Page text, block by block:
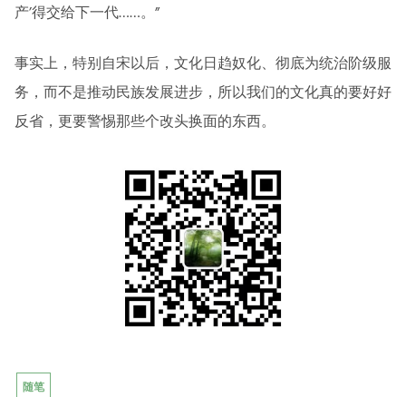
产’得交给下一代……。”
事实上，特别自宋以后，文化日趋奴化、彻底为统治阶级服
务，而不是推动民族发展进步，所以我们的文化真的要好好
反省，更要警惕那些个改头换面的东西。
随笔